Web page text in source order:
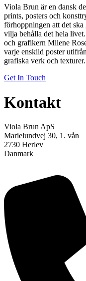
Viola Brun är en dansk
prints, posters och
förhoppningen att det
vilja behålla det hela
och grafikern Milene
varje enskild poster
grafiska verk och texturer.
Get In Touch
Kontakt
Viola Brun ApS
Marielundvej 30, 1. vån
2730 Herlev
Danmark